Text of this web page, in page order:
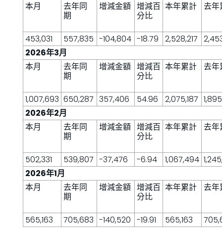
本月
去年同
期
增減金額 增減百
分比
本年累計 去年
453,031 557,835 -104,804 -18.79 2,528,217
2026年3月
本月
去年同
期
增減金額 增減百
分比
本年累計 去年
1,007,693 650,287 357,406 54.96 2,075,187
2026年2月
本月
去年同
期
增減金額 增減百
分比
本年累計 去年
502,331 539,807 -37,476 -6.94 1,067,494
2026年1月
本月
去年同
期
增減金額 增減百
分比
本年累計 去年
565,163 705,683 -140,520 -19.91 565,163